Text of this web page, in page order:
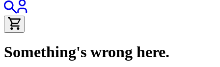
Something's wrong here.